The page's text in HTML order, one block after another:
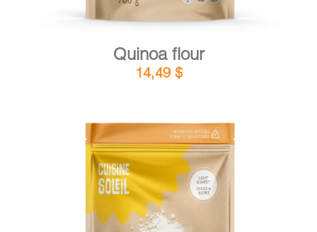
Quinoa flour
14,49 $